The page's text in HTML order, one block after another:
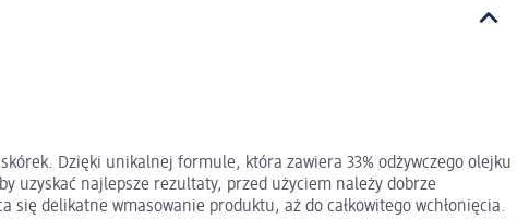
Dzięki unikalnej formule, która zawiera 33% odżywczego olejku
uzyskać najlepsze rezultaty, przed użyciem należy dobrze
się delikatne wmasowanie produktu, aż do całkowitego wchłonięcia.